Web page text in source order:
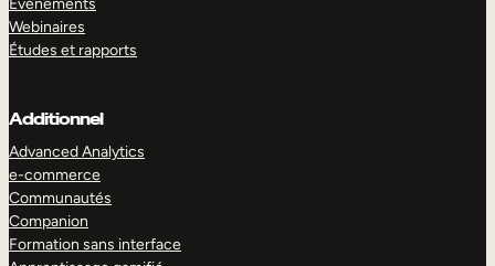
Événements
Webinaires
Études et rapports
Additionnel
Advanced Analytics
e-commerce
Communautés
Companion
Formation sans interface